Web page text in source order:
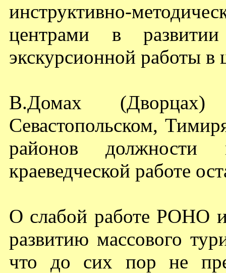
инструктивно-
центрами в развитии
экскурсионной работы в
В.Домах (Дворцах)
Севастопольском,
районов должности
краеведческой работе
О слабой работе РОНО
развитию массового
что до сих пор не